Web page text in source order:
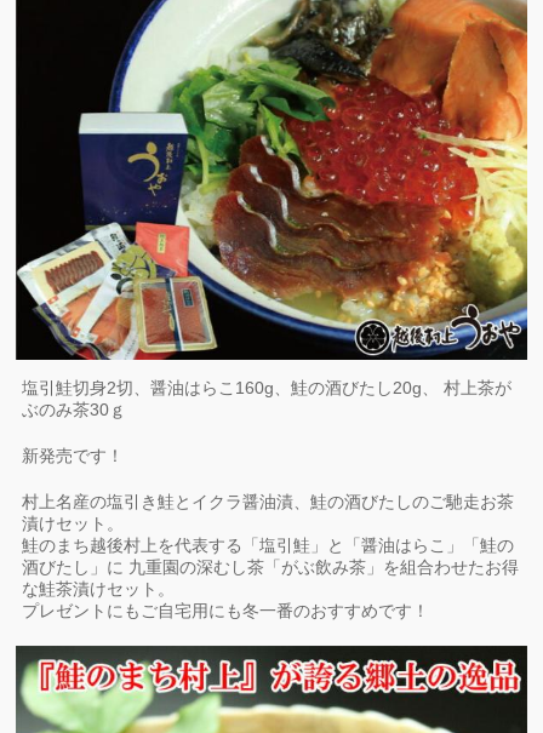
塩引鮭切身2切、醤油はらこ160g、鮭の酒びたし20g、 村上茶が
ぶのみ茶30ｇ
新発売です！
村上名産の塩引き鮭とイクラ醤油漬、鮭の酒びたしのご馳走お茶
漬けセット。
鮭のまち越後村上を代表する「塩引鮭」と「醤油はらこ」「鮭の
酒びたし」に 九重園の深むし茶「がぶ飲み茶」を組合わせたお得
な鮭茶漬けセット。
プレゼントにもご自宅用にも冬一番のおすすめです！